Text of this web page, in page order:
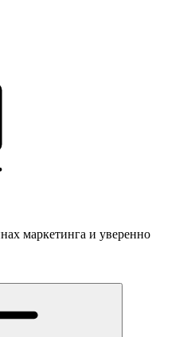
маркетинга и уверенно